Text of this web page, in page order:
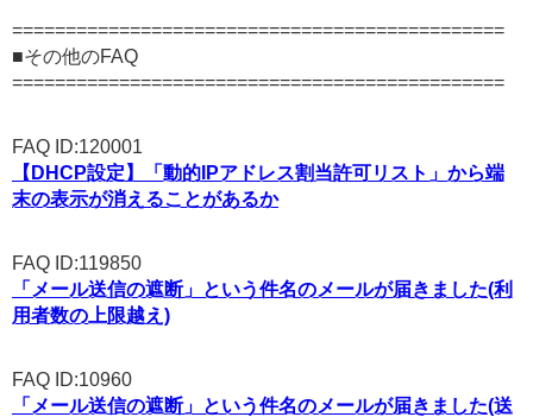
==============================================
■その他のFAQ
==============================================
FAQ ID:120001
【DHCP設定】「動的IPアドレス割当許可リスト」から端
末の表示が消えることがあるか
FAQ ID:119850
「メール送信の遮断」という件名のメールが届きました(利
用者数の上限越え)
FAQ ID:10960
「メール送信の遮断」という件名のメールが届きました(送